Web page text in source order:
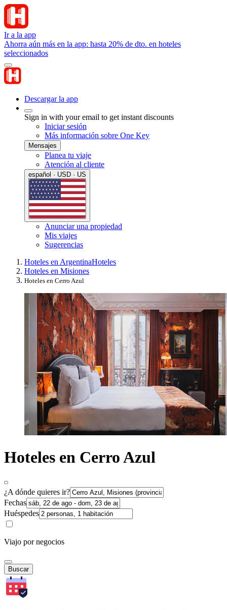
Ir a la app
Ahorra aún más en la app: hasta 20% de dto. en hoteles
seleccionados
Descargar la app
Sign in with your email to get instant discounts
Iniciar sesión
Más información sobre One Key
Mensajes
Planea tu viaje
Atención al cliente
español · USD · US
Anunciar una propiedad
Mis viajes
Sugerencias
Hoteles en ArgentinaHoteles
Hoteles en Misiones
Hoteles en Cerro Azul
Hoteles en Cerro Azul
¿A dónde quieres ir?
Fechas
Huéspedes
Viajo por negocios
Buscar